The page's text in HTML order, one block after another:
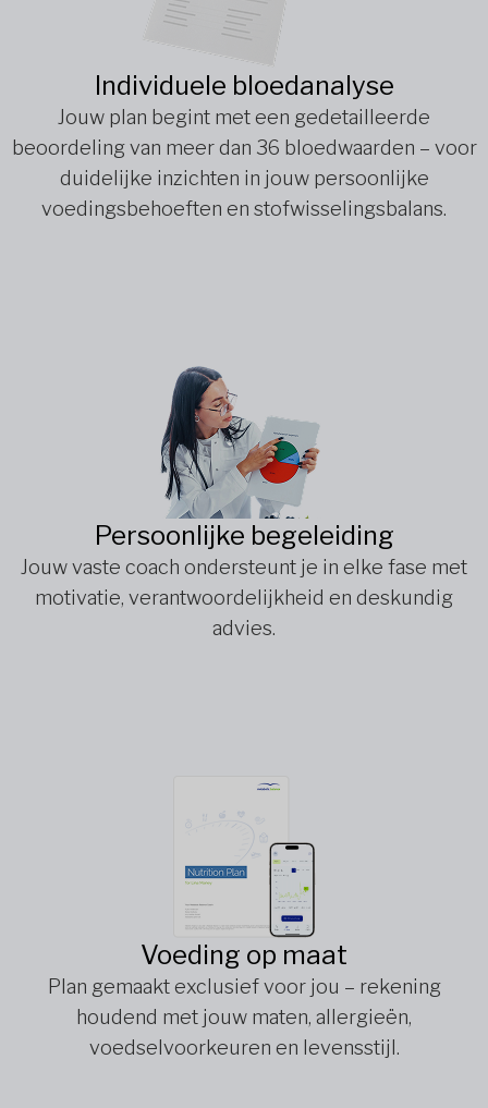
Individuele bloedanalyse
Jouw plan begint met een gedetailleerde
beoordeling van meer dan 36 bloedwaarden – voor
duidelijke inzichten in jouw persoonlijke
voedingsbehoeften en stofwisselingsbalans.
Persoonlijke begeleiding
Jouw vaste coach ondersteunt je in elke fase met
motivatie, verantwoordelijkheid en deskundig
advies.
Voeding op maat
Plan gemaakt exclusief voor jou – rekening
houdend met jouw maten, allergieën,
voedselvoorkeuren en levensstijl.